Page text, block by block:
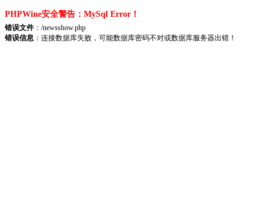
PHPWine安全警告：MySql Error！
错误文件：/newsshow.php
错误信息 ：连接数据库失败，可能数据库密码不对或数据库服务器出错！